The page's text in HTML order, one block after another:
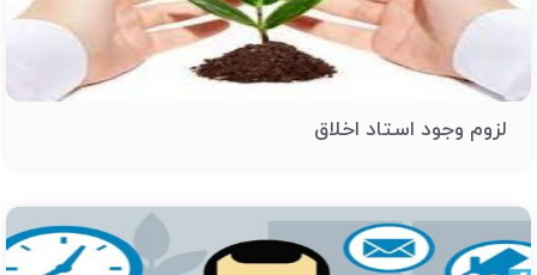
لزوم وجود استاد اخلاق